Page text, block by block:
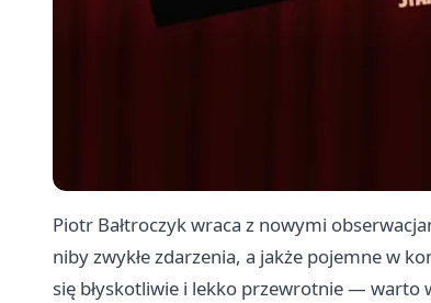
Piotr Bałtroczyk wraca z nowymi
niby zwykłe zdarzenia, a jakże pojemne w
się błyskotliwie i lekko przewrotnie — warto